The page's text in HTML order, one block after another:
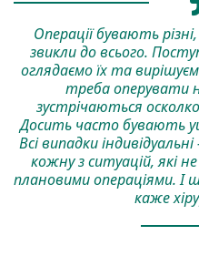
Операції бувають
звикли до всього.
оглядаємо їх та
треба оперувати
зустрічаються
Досить часто бувають
Всі випадки
кожну з ситуацій, які
плановими операціями. І
каже